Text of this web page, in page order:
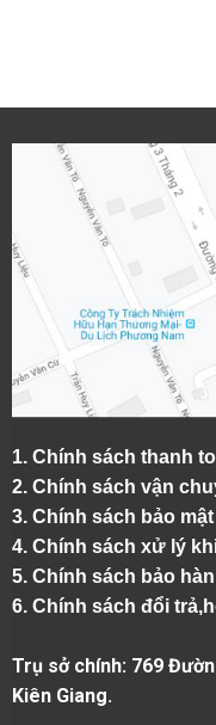
1. Chính sách thanh
2. Chính sách vận
3. Chính sách bảo
4. Chính sách xử lý
5. Chính sách bảo
6. Chính sách đổi
Trụ sở chính: 769
Kiên Giang.